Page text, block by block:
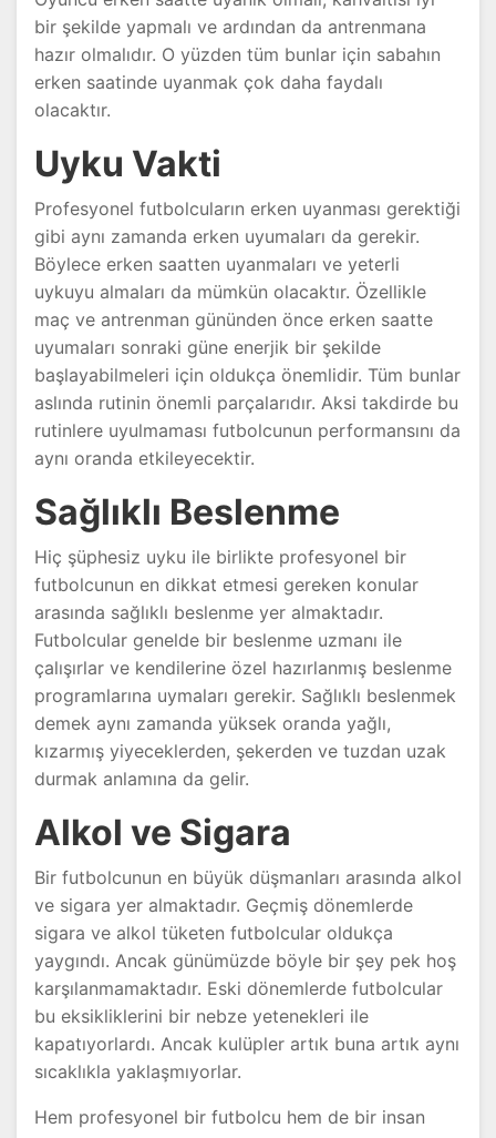
bir şekilde yapmalı ve ardından da antrenmana
hazır olmalıdır. O yüzden tüm bunlar için sabahın
erken saatinde uyanmak çok daha faydalı
olacaktır.
Uyku Vakti
Profesyonel futbolcuların erken uyanması gerektiği
gibi aynı zamanda erken uyumaları da gerekir.
Böylece erken saatten uyanmaları ve yeterli
uykuyu almaları da mümkün olacaktır. Özellikle
maç ve antrenman gününden önce erken saatte
uyumaları sonraki güne enerjik bir şekilde
başlayabilmeleri için oldukça önemlidir. Tüm bunlar
aslında rutinin önemli parçalarıdır. Aksi takdirde bu
rutinlere uyulmaması futbolcunun performansını da
aynı oranda etkileyecektir.
Sağlıklı Beslenme
Hiç şüphesiz uyku ile birlikte profesyonel bir
futbolcunun en dikkat etmesi gereken konular
arasında sağlıklı beslenme yer almaktadır.
Futbolcular genelde bir beslenme uzmanı ile
çalışırlar ve kendilerine özel hazırlanmış beslenme
programlarına uymaları gerekir. Sağlıklı beslenmek
demek aynı zamanda yüksek oranda yağlı,
kızarmış yiyeceklerden, şekerden ve tuzdan uzak
durmak anlamına da gelir.
Alkol ve Sigara
Bir futbolcunun en büyük düşmanları arasında alkol
ve sigara yer almaktadır. Geçmiş dönemlerde
sigara ve alkol tüketen futbolcular oldukça
yaygındı. Ancak günümüzde böyle bir şey pek hoş
karşılanmamaktadır. Eski dönemlerde futbolcular
bu eksikliklerini bir nebze yetenekleri ile
kapatıyorlardı. Ancak kulüpler artık buna artık aynı
sıcaklıkla yaklaşmıyorlar.
Hem profesyonel bir futbolcu hem de bir insan